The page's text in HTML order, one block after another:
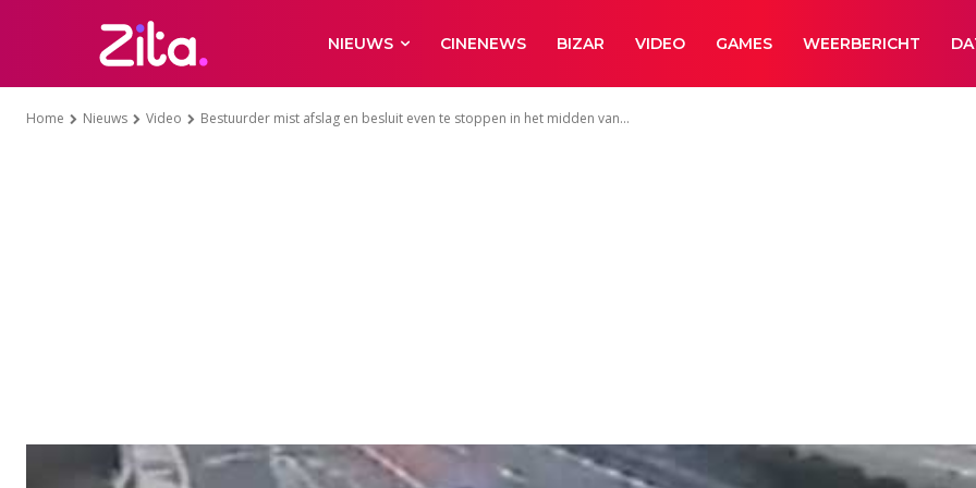
NIEUWS CINENEWS BIZAR VIDEO GAMES WEERBERICHT
Home Nieuws Video Bestuurder mist afslag en besluit even te stoppen in het midden van...